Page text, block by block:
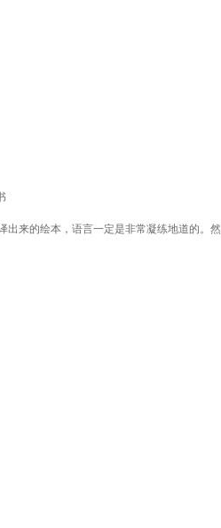
来的绘本，语言一定是非常凝练地道的。